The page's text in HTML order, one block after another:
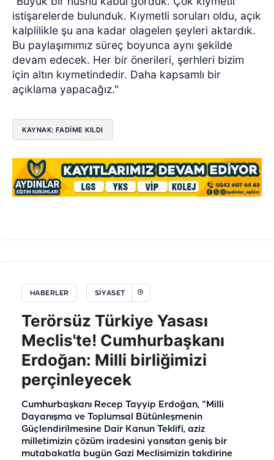
istişarelerde bulunduk. Kıymetli soruları oldu, açık
kalplilikle şu ana kadar olagelen şeyleri aktardık.
Bu paylaşımımız süreç boyunca aynı şekilde
devam edecek. Her bir önerileri, şerhleri bizim
için altın kıymetindedir. Daha kapsamlı bir
açıklama yapacağız."
KAYNAK: FADIME KILDI
HABERLER SIYASET
Terörsüz Türkiye Yasası
Meclis'te! Cumhurbaşkanı
Erdoğan: Milli birliğimizi
perçinleyecek
Cumhurbaşkanı Recep Tayyip Erdoğan, "Milli
Dayanışma ve Toplumsal Bütünleşmenin
Güçlendirilmesine Dair Kanun Teklifi, aziz
milletimizin çözüm iradesini yansıtan geniş bir
mutabakatla bugün Gazi Meclisimizin takdirine